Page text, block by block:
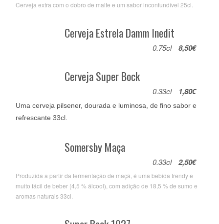
Cerveja extra com o dobro de malte e um sabor inconfundível 25cl.
Cerveja Estrela Damm Inedit
0.75cl 8,50€
Cerveja Super Bock
0.33cl 1,80€
Uma cerveja pilsener, dourada e luminosa, de fino sabor e
refrescante 33cl.
Somersby Maça
0.33cl 2,50€
Produzida a partir da fermentação de maçã, é uma bebida trendy e
muito fácil de beber (4,5 % álcool), com adição de 18,5 % de sumo e
aromas naturais 33cl.